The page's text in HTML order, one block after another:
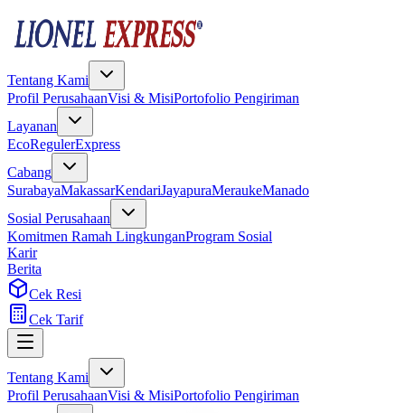
Tentang Kami
Profil PerusahaanVisi & MisiPortofolio Pengiriman
Layanan
EcoRegulerExpress
Cabang
SurabayaMakassarKendariJayapuraMeraukeManado
Sosial Perusahaan
Komitmen Ramah LingkunganProgram Sosial
Karir
Berita
Cek Resi
Cek Tarif
Tentang Kami
Profil PerusahaanVisi & MisiPortofolio Pengiriman